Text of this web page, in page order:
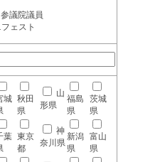
参議院議員
ェスト
城 秋田
県
山
形県
福島
県
茨城
県
葉 東京
都
神
奈川県
新潟
県
富山
県